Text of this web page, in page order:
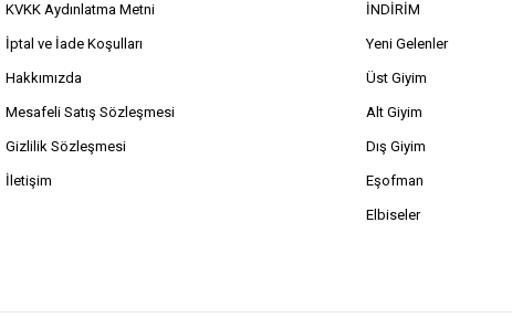
KVKK Aydınlatma Metni
İptal ve İade Koşulları
Hakkımızda
Mesafeli Satış Sözleşmesi
Gizlilik Sözleşmesi
İletişim
İNDİRİM
Yeni Gelenler
Üst Giyim
Alt Giyim
Dış Giyim
Eşofman
Elbiseler